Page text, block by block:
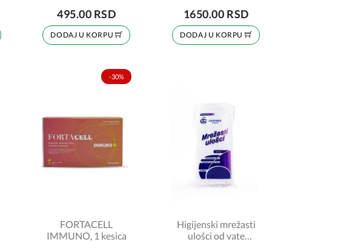
495.00 RSD
DODAJ U KORPU
1650.00 RSD
DODAJ U KORPU
-30%
FORTACELL
IMMUNO, 1 kesica
Higijenski mrežasti
ulošci od vate